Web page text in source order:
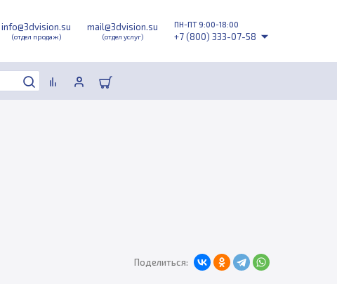
info@3dvision.su
(отдел продаж)
mail@3dvision.su
(отдел услуг)
ПН-ПТ 9:00-18:00
+7 (800) 333-07-58
Поделиться: